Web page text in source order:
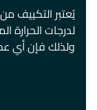
يُعتبر التكييف
لدرجات الحرارة
ولذلك فإن أي